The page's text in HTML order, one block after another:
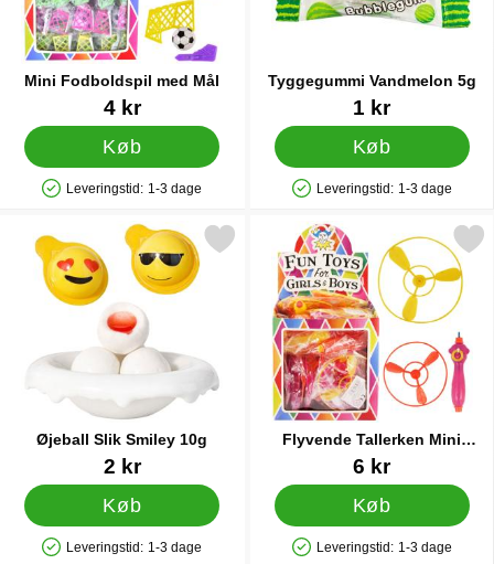
Mini Fodboldspil med Mål
Varenr 144444 kr
Køb
Produkttilgængelighed: På lager
Leveringstid: 1-3 dage
Tyggegummi Vandmelon 5g
Varenr 901281 kr
Køb
Produkttilgængelighed: På lager
Leveringstid: 1-3 dage
Øjeball Slik Smiley 10g
2 kr
Køb
Produkttilgængelighed: På lager
Leveringstid: 1-3 dage
Markér Øjeball Slik Smiley 10g som favorit
Flyvende Tallerken Mini
Legetøj
Varenr 144426 kr
Køb
Produkttilgængelighed: På lager
Leveringstid: 1-3 dage
Markér flyvende Tallerken